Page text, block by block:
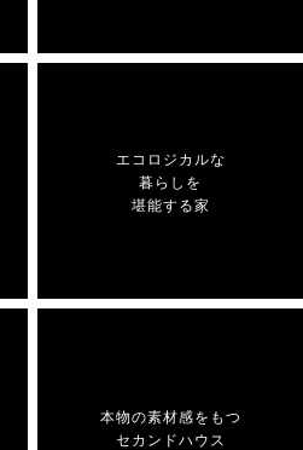
エコロジカルな
暮らしを
堪能する家
本物の素材感をもつ
セカンドハウス